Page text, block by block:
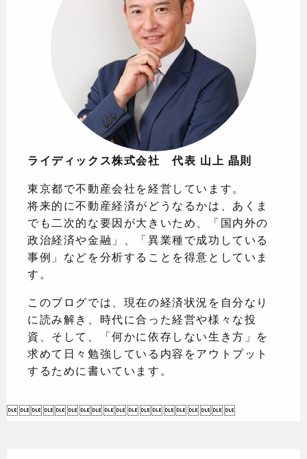
ライディックス株式会社 代表 山上 晶則
東京都で不動産会社を経営しています。
将来的に不動産経済がどうなるかは、あくま
でも二次的な要因が大きいため、「国内外の
政治経済や金融」、「異業種で成功している
事例」などを分析することを得意としていま
す。
このブログでは、現在の経済状況を自分なり
に読み解き、時代に合った経営や様々な投
資、そして、「何かに依存しない生き方」を
求めて日々勉強している内容をアウトプット
するために書いています。
